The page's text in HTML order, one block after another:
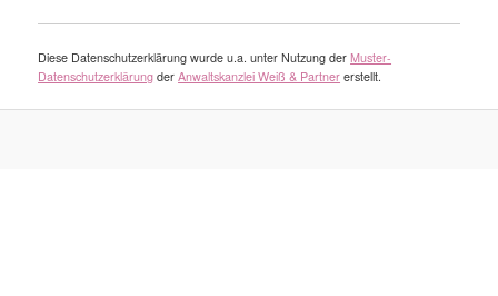
Diese Datenschutzerklärung wurde u.a. unter Nutzung derMuster-
Datenschutzerklärung derAnwaltskanzlei Weiß & Partner erstellt.